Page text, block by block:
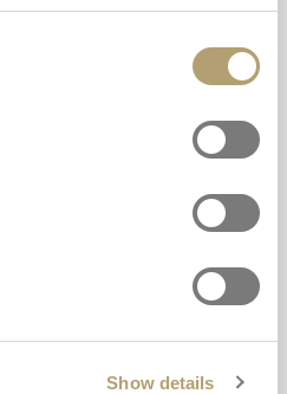
Show details
pytania